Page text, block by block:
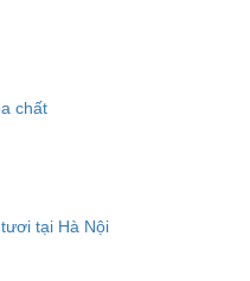
chất
tại Hà Nội